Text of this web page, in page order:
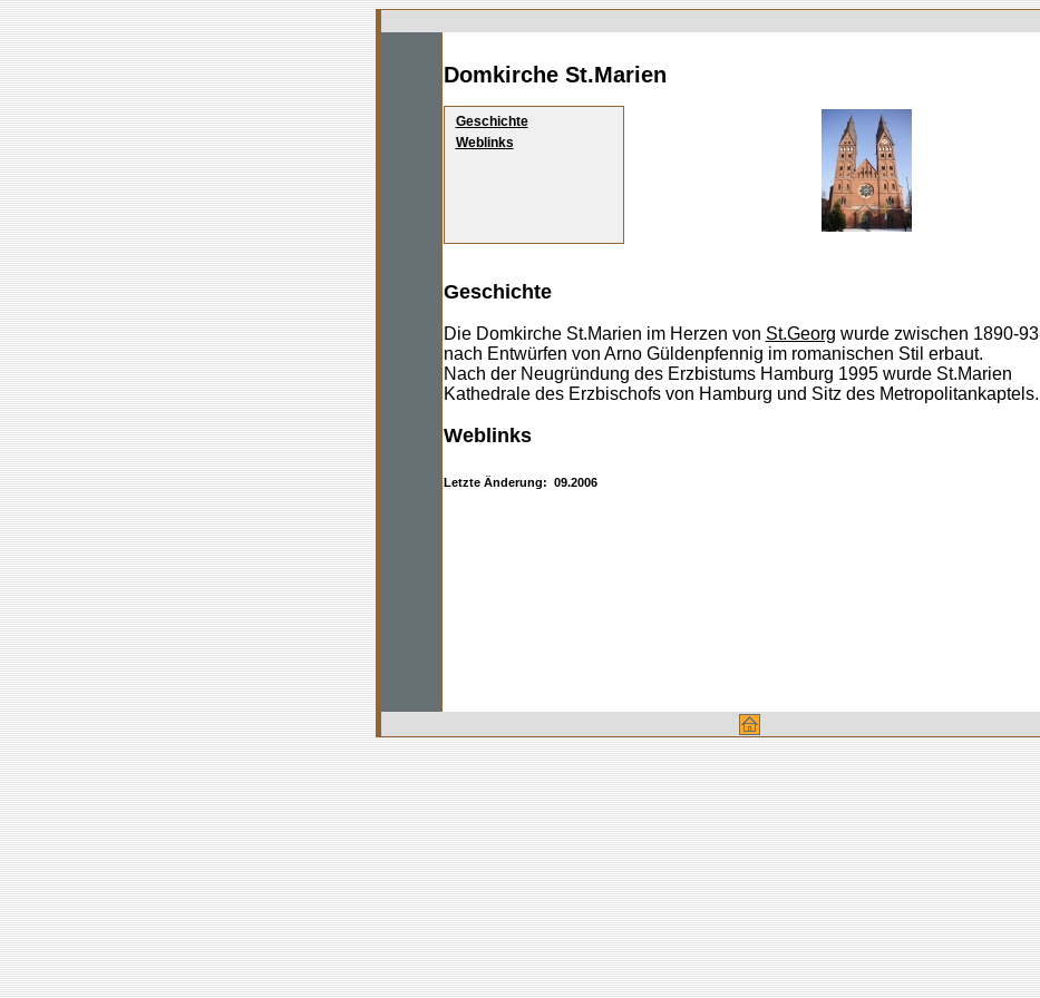
Domkirche St.Marien
Geschichte
Weblinks
Geschichte
Die Domkirche St.Marien im Herzen von St.Georg wurde zwischen 1890-93
nach Entwürfen von Arno Güldenpfennig im romanischen Stil erbaut.
Nach der Neugründung des Erzbistums Hamburg 1995 wurde St.Marien
Kathedrale des Erzbischofs von Hamburg und Sitz des Metropolitankaptels.
Weblinks
Letzte Änderung: 09.2006